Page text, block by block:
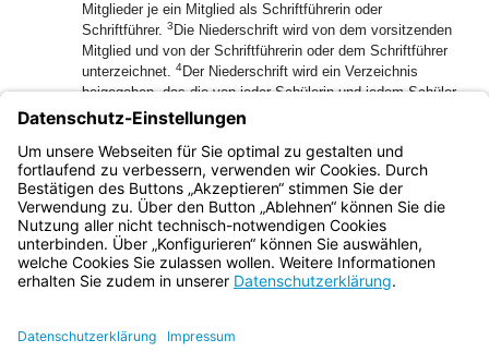
Mitglieder je ein Mitglied als Schriftführerin oder
Schriftführer. 3 Die Niederschrift wird von dem vorsitzenden
Mitglied und von der Schriftführerin oder dem Schriftführer
unterzeichnet. 4Der Niederschrift wird ein Verzeichnis
beigegeben, das die von jeder Schülerin und jedem Schüler
in den einzelnen Fächern in der schriftlichen, mündlichen
und gegebenenfalls praktischen Prüfung und im
Jahresfortgang erzielten Noten einschließlich der
Prüfungsnoten und Gesamtnoten enthält.
Bayern.de
BayernPortal
Impressum